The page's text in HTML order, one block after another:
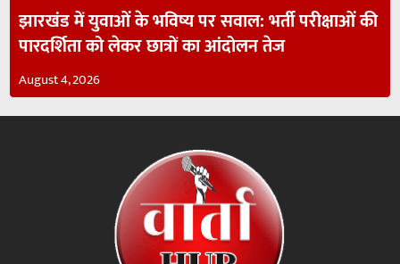
झारखंड में युवाओं के भविष्य पर सवाल: भर्ती परीक्षाओं की
पारदर्शिता को लेकर छात्रों का आंदोलन तेज
August 4, 2026